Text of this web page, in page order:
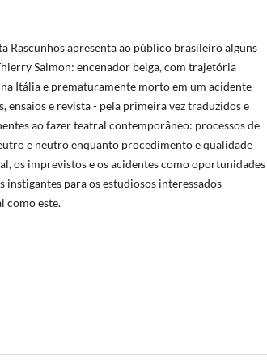
Rascunhos apresenta ao público brasileiro alguns
Salmon: encenador belga, com trajetória
Itália e prematuramente morto em um acidente
e revista - pela primeira vez traduzidos e
ao fazer teatral contemporâneo: processos de
e neutro enquanto procedimento e qualidade
os imprevistos e os acidentes como oportunidades
para os estudiosos interessados
como este.